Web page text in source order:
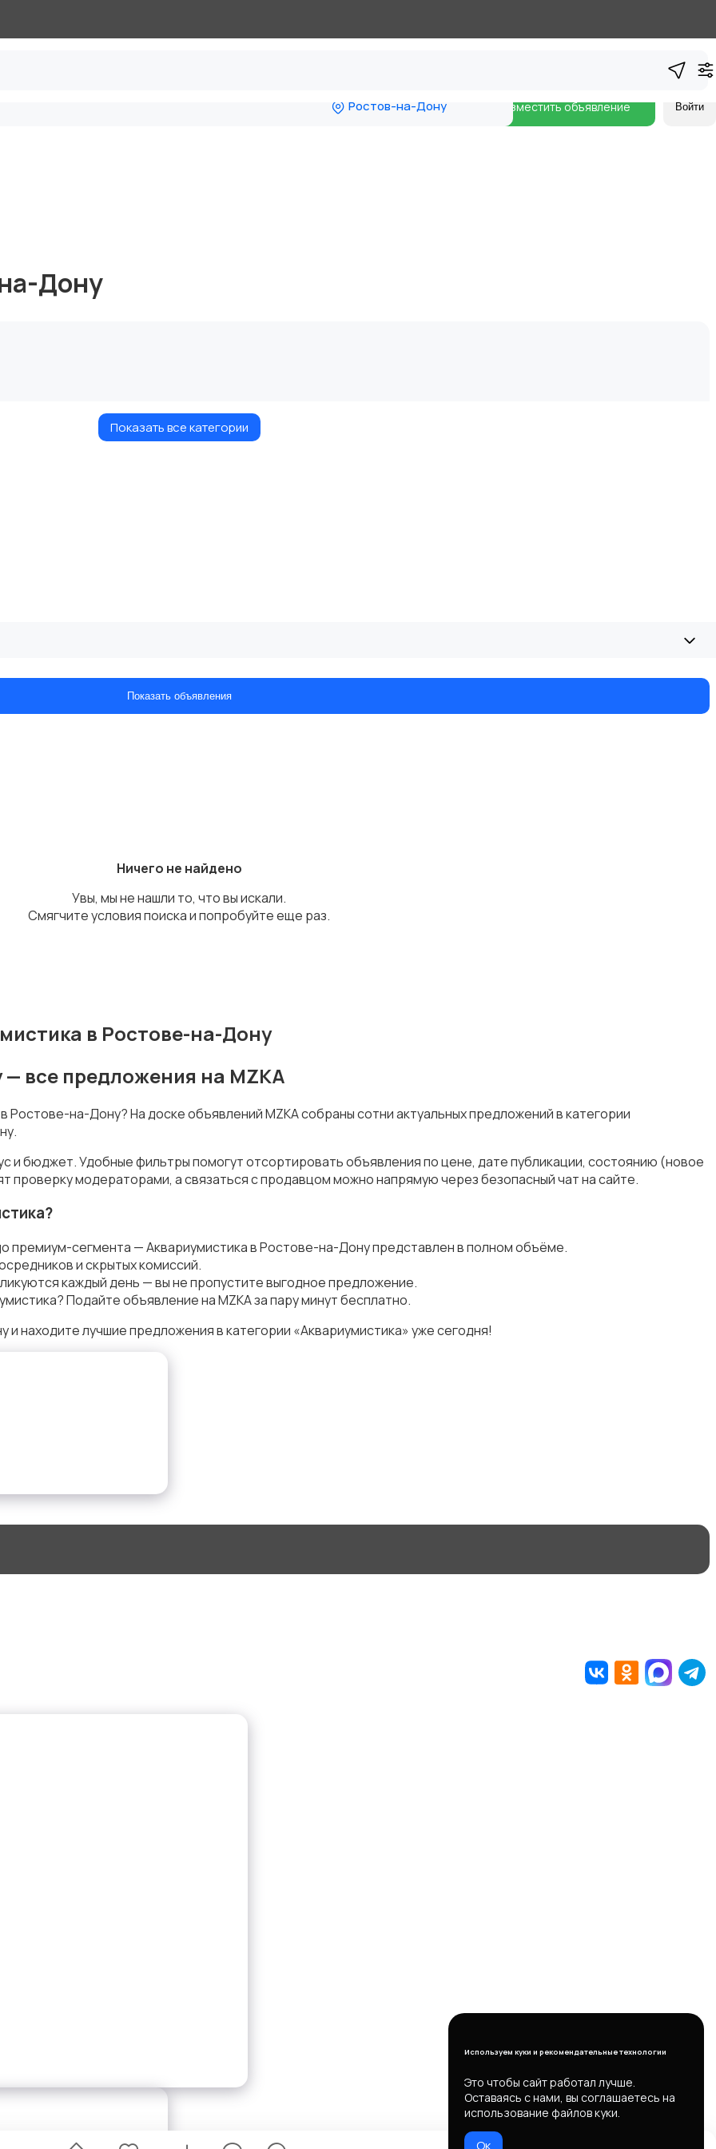
Ростов-на-Дону Разместить объявление Войти
Дону
Показать все категории
Показать объявления
Ничего не найдено
Увы, мы не нашли то, что вы искали.
Смягчите условия поиска и попробуйте еще раз.
в Ростове-на-Дону
все предложения на MZKA
Ростове-на-Дону? На доске объявлений MZKA собраны сотни актуальных предложений в категории
и бюджет. Удобные фильтры помогут отсортировать объявления по цене, дате публикации, состоянию (новое
проверку модераторами, а связаться с продавцом можно напрямую через безопасный чат на сайте.
премиум-сегмента — Аквариумистика в Ростове-на-Дону представлен в полном объёме.
и скрытых комиссий.
каждый день — вы не пропустите выгодное предложение.
Подайте объявление на MZKA за пару минут бесплатно.
находите лучшие предложения в категории «Аквариумистика» уже сегодня!
Используем куки и рекомендательные технологии
Это чтобы сайт работал лучше.
Оставаясь с нами, вы соглашаетесь на
использование файлов куки.
Ок